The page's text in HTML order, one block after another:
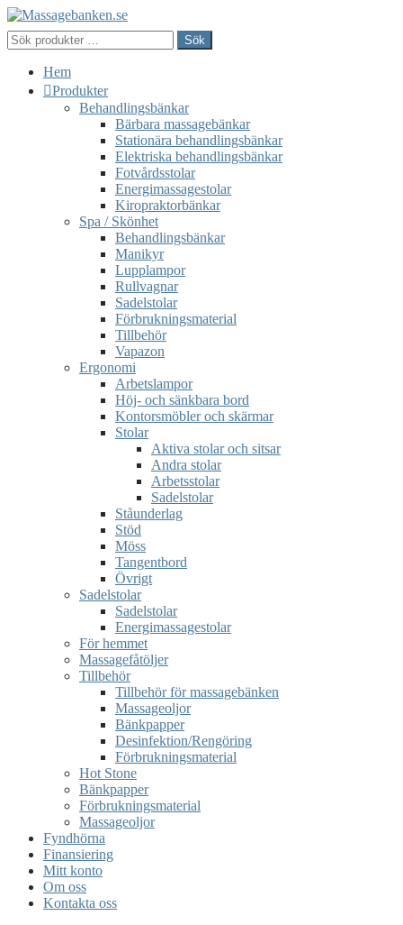
Hoppa
till
navigering
Hoppa
till
innehåll
Sök
efter:
Sök
Hem
Produkter
Behandlingsbänkar
Bärbara massagebänkar
Stationära behandlingsbänkar
Elektriska behandlingsbänkar
Fotvårdsstolar
Energimassagestolar
Kiropraktorbänkar
Spa / Skönhet
Behandlingsbänkar
Manikyr
Lupplampor
Rullvagnar
Sadelstolar
Förbrukningsmaterial
Tillbehör
Vapazon
Ergonomi
Arbetslampor
Höj- och sänkbara bord
Kontorsmöbler och skärmar
Stolar
Aktiva stolar och sitsar
Andra stolar
Arbetsstolar
Sadelstolar
Ståunderlag
Stöd
Möss
Tangentbord
Övrigt
Sadelstolar
Sadelstolar
Energimassagestolar
För hemmet
Massagefåtöljer
Tillbehör
Tillbehör för massagebänken
Massageoljor
Bänkpapper
Desinfektion/Rengöring
Förbrukningsmaterial
Hot Stone
Bänkpapper
Förbrukningsmaterial
Massageoljor
Fyndhörna
Finansiering
Mitt konto
Om oss
Kontakta oss